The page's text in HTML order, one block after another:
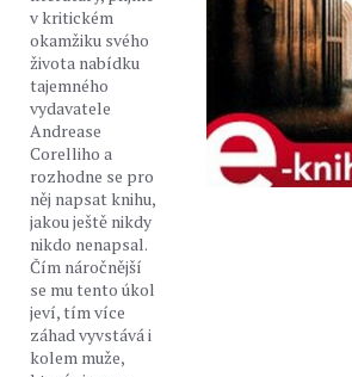
v kritickém
okamžiku svého
života nabídku
tajemného
vydavatele
Andrease
Corelliho a
rozhodne se pro
něj napsat knihu,
jakou ještě nikdy
nikdo nenapsal.
Čím náročnější
se mu tento úkol
jeví, tím více
záhad vyvstává i
kolem muže,